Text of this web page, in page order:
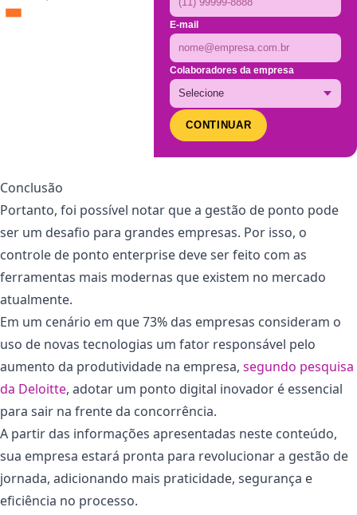
E-mail
Colaboradores da empresa
CONTINUAR
Conclusão
Portanto, foi possível notar que a gestão de ponto pode
ser um desafio para grandes empresas. Por isso, o
controle de ponto enterprise deve ser feito com as
ferramentas mais modernas que existem no mercado
atualmente.
Em um cenário em que 73% das empresas consideram o
uso de novas tecnologias um fator responsável pelo
aumento da produtividade na empresa, segundo pesquisa
da Deloitte, adotar um ponto digital inovador é essencial
para sair na frente da concorrência.
A partir das informações apresentadas neste conteúdo,
sua empresa estará pronta para revolucionar a gestão de
jornada, adicionando mais praticidade, segurança e
eficiência no processo.